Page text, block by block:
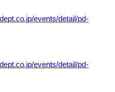
events/detail/pd-
events/detail/pd-